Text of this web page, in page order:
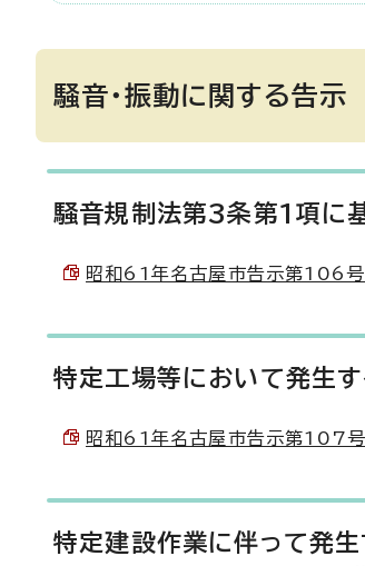
騒音・振動に関する告示
騒音規制法第3条第1項に
昭和61年名古屋市告示第106
特定工場等において発生
昭和61年名古屋市告示第107
特定建設作業に伴って発